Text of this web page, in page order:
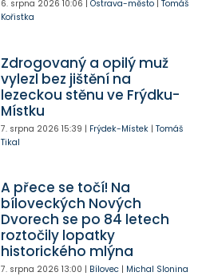
6. srpna 2026 10:06 Ostrava-město| Tomáš
Kořistka
Zdrogovaný a opilý muž
vylezl bez jištění na
lezeckou stěnu ve Frýdku-
Místku
7. srpna 2026 15:39 | Frýdek-Místek| Tomáš
Tikal
A přece se točí! Na
bíloveckých Nových
Dvorech se po 84 letech
roztočily lopatky
historického mlýna
7. srpna 2026 13:00 | Bílovec| Michal Slonina